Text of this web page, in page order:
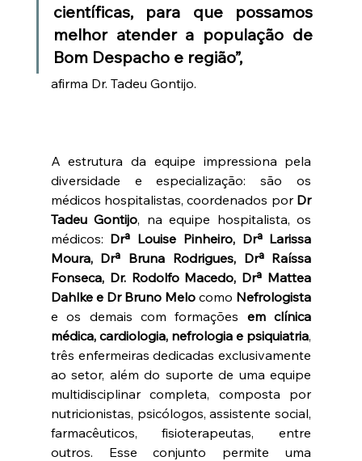
científicas, para que possamos
melhor atender a população de
Bom Despacho e região”,
afirma Dr. Tadeu Gontijo.
A estrutura da equipe impressiona pela
diversidade e especialização: são os
médicos hospitalistas, coordenados por Dr
Tadeu Gontijo, na equipe hospitalista, os
médicos: Drª Louise Pinheiro, Drª Larissa
Moura, Drª Bruna Rodrigues, Drª Raíssa
Fonseca, Dr. Rodolfo Macedo, Drª Mattea
Dahlke e Dr Bruno Melo como Nefrologista
e os demais com formações em clínica
médica, cardiologia, nefrologia e psiquiatria,
três enfermeiras dedicadas exclusivamente
ao setor, além do suporte de uma equipe
multidisciplinar completa, composta por
nutricionistas, psicólogos, assistente social,
farmacêuticos, fisioterapeutas, entre
outros. Esse conjunto permite uma